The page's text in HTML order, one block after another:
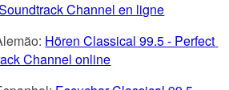
Channel en ligne
Hören Classical 99.5 - Perfect
Channel online